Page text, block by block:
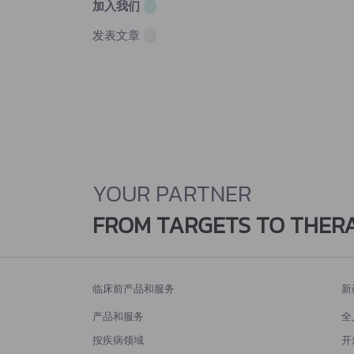
加入我们
发表文章
YOUR PARTNER
FROM TARGETS TO
临床前产品和服务
产品和服务
按疾病领域
全
开